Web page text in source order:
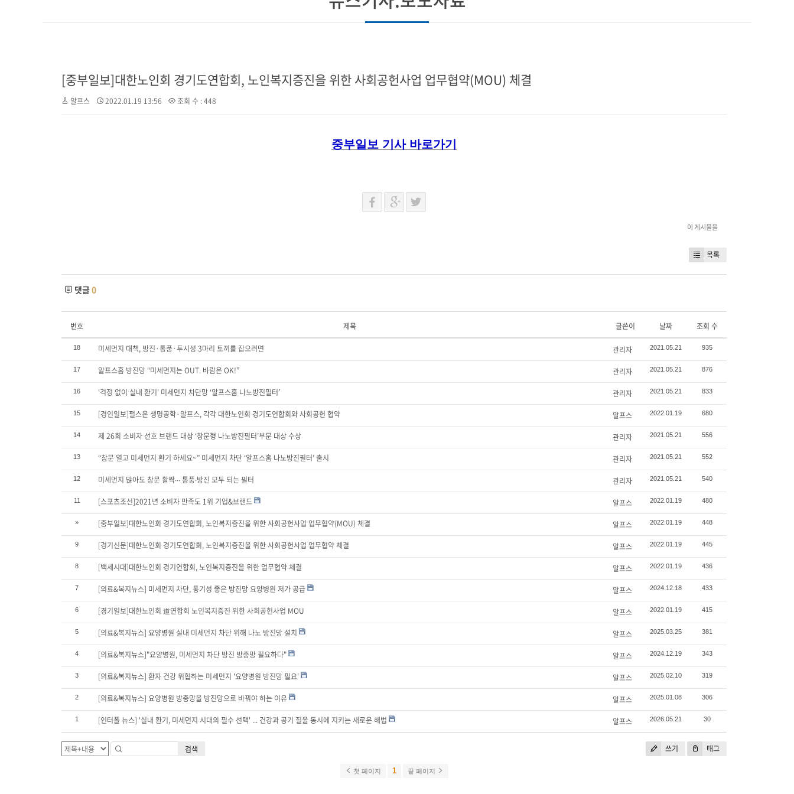
[중부일보]대한노인회 경기도연합회, 노인복지증진을 위한 사회공헌사업 업무협약(MOU) 체결
알프스 2022.01.19 13:56 조회 수 : 448
중부일보 기사 바로가기
이 게시물을
목록
댓글0
번호 제목 글쓴이 날짜 조회 수
18 미세먼지 대책, 방진·통풍·투시성 3마리 토끼를 잡으려면 관리자 2021.05.21 935
17 알프스홈 방진망 “미세먼지는 OUT. 바람은 OK!” 관리자 2021.05.21 876
16 '걱정 없이 실내 환기' 미세먼지 차단망 ‘알프스홈 나노방진필터’ 관리자 2021.05.21 833
15 [경인일보]펄스온 생명공학·알프스, 각각 대한노인회 경기도연합회와 사회공헌 협약 알프스 2022.01.19 680
14 제 26회 소비자 선호 브랜드 대상 ‘창문형 나노방진필터’부문 대상 수상 관리자 2021.05.21 556
13 “창문 열고 미세먼지 환기 하세요~” 미세먼지 차단 ‘알프스홈 나노방진필터’ 출시 관리자 2021.05.21 552
12 미세먼지 많아도 창문 활짝∙∙∙ 통풍∙방진 모두 되는 필터 관리자 2021.05.21 540
11 [스포츠조선]2021년 소비자 만족도 1위 기업&브랜드 알프스 2022.01.19 480
» [중부일보]대한노인회 경기도연합회, 노인복지증진을 위한 사회공헌사업 업무협약(MOU) 체결 알프스 2022.01.19 448
9 [경기신문]대한노인회 경기도연합회, 노인복지증진을 위한 사회공헌사업 업무협약 체결 알프스 2022.01.19 445
8 [백세시대]대한노인회 경기연합회, 노인복지증진을 위한 업무협약 체결 알프스 2022.01.19 436
7 [의료&복지뉴스] 미세먼지 차단, 통기성 좋은 방진망 요양병원 저가 공급 알프스 2024.12.18 433
6 [경기일보]대한노인회 道연합회 노인복지증진 위한 사회공헌사업 MOU 알프스 2022.01.19 415
5 [의료&복지뉴스] 요양병원 실내 미세먼지 차단 위해 나노 방진망 설치 알프스 2025.03.25 381
4 [의료&복지뉴스]"요양병원, 미세먼지 차단 방진 방충망 필요하다" 알프스 2024.12.19 343
3 [의료&복지뉴스] 환자 건강 위협하는 미세먼지 '요양병원 방진망 필요' 알프스 2025.02.10 319
2 [의료&복지뉴스] 요양병원 방충망을 방진망으로 바꿔야 하는 이유 알프스 2025.01.08 306
1 [인터폴 뉴스] '실내 환기, 미세먼지 시대의 필수 선택' ... 건강과 공기 질을 동시에 지키는 새로운 해법 알프스 2026.05.21 30
쓰기 태그
검색
첫 페이지 1 끝 페이지